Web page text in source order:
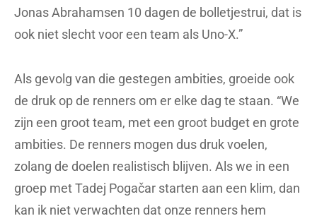
Jonas Abrahamsen 10 dagen de bolletjestrui, dat is
ook niet slecht voor een team als Uno-X.”
Als gevolg van die gestegen ambities, groeide ook
de druk op de renners om er elke dag te staan. “We
zijn een groot team, met een groot budget en grote
ambities. De renners mogen dus druk voelen,
zolang de doelen realistisch blijven. Als we in een
groep met Tadej Pogačar starten aan een klim, dan
kan ik niet verwachten dat onze renners hem